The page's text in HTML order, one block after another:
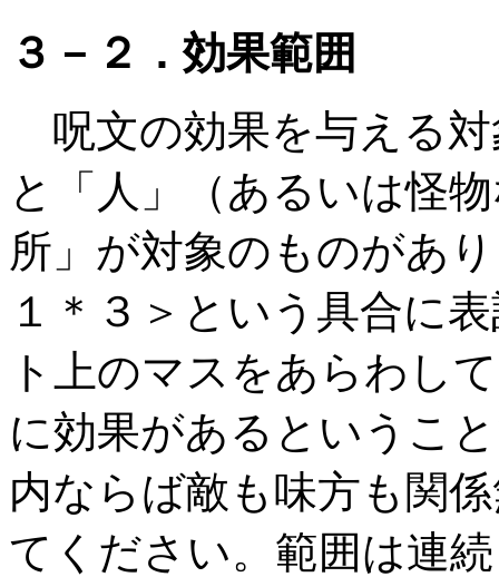
３－２．効果範囲
呪文の効果を与える
と「人」（あるいは怪
所」が対象のものがあ
１＊３＞という具合に
ト上のマスをあらわし
に効果があるというこ
内ならば敵も味方も関
てください。範囲は連